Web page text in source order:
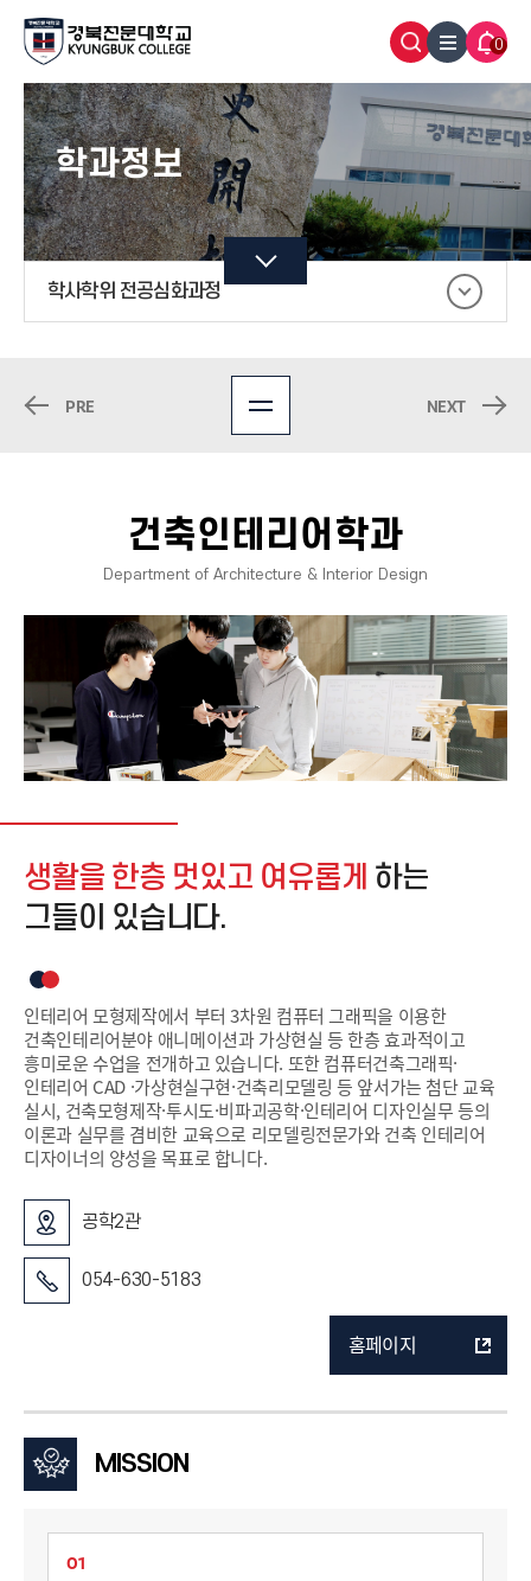
0
학과정보
학사학위 전공심화과정
PRE NEXT
건축인테리어학과
Department of Architecture & Interior Design
생활을 한층 멋있고 여유롭게 하는
그들이 있습니다.
인테리어 모형제작에서 부터 3차원 컴퓨터 그래픽을 이용한
건축인테리어분야 애니메이션과 가상현실 등 한층 효과적이고
흥미로운 수업을 전개하고 있습니다. 또한 컴퓨터건축그래픽·
인테리어 CAD ·가상현실구현·건축리모델링 등 앞서가는 첨단 교육
실시, 건축모형제작·투시도·비파괴공학·인테리어 디자인실무 등의
이론과 실무를 겸비한 교육으로 리모델링전문가와 건축 인테리어
디자이너의 양성을 목표로 합니다.
공학2관
054-630-5183
홈페이지
MISSION
01